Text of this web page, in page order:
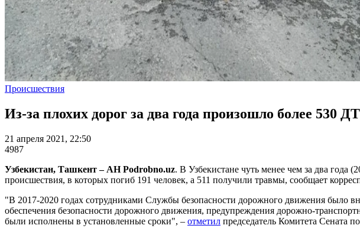
Происшествия
Из-за плохих дорог за два года произошло более 530
21 апреля 2021, 22:50
4987
Узбекистан, Ташкент – АН Podrobno.uz. В Узбекистане чуть менее чем за два года
происшествия, в которых погиб 191 человек, а 511 получили травмы, сообщает
"В 2017-2020 годах сотрудниками Службы безопасности дорожного движения было
обеспечения безопасности дорожного движения, предупреждения дорожно-
были исполнены в установленные сроки", – отметил председатель Комитета Сената